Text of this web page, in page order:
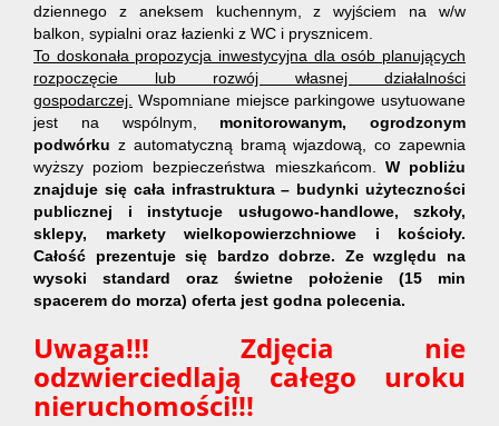
dziennego z aneksem kuchennym, z wyjściem na w/w
balkon, sypialni oraz łazienki z WC i prysznicem.
To doskonała propozycja inwestycyjna dla osób planujących
rozpoczęcie lub rozwój własnej działalności
gospodarczej. Wspomniane miejsce parkingowe usytuowane
jest na wspólnym, monitorowanym, ogrodzonym
podwórku z automatyczną bramą wjazdową, co zapewnia
wyższy poziom bezpieczeństwa mieszkańcom. W pobliżu
znajduje się cała infrastruktura – budynki użyteczności
publicznej i instytucje usługowo-handlowe, szkoły,
sklepy, markety wielkopowierzchniowe i kościoły.
Całość prezentuje się bardzo dobrze. Ze względu na
wysoki standard oraz świetne położenie (15 min
spacerem do morza) oferta jest godna polecenia.
Uwaga!!! Zdjęcia nie
odzwierciedlają całego uroku
nieruchomości!!!